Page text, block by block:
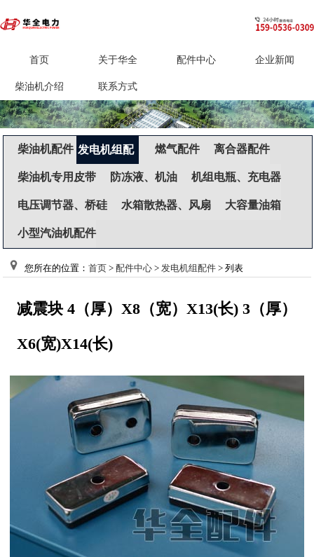
首页 关于华全 配件中心 企业新闻
柴油机介绍 联系方式
配件目录
柴油机配件 发电机组配
件
燃气配件 离合器配件
柴油机专用皮带 防冻液、机油 机组电瓶、充电器
电压调节器、桥硅 水箱散热器、风扇 大容量油箱
小型汽油机配件
您所在的位置：首页 >配件中心 >发电机组配件 > 列表
减震块 4（厚）X8（宽）X13(长) 3（厚）
X6(宽)X14(长)